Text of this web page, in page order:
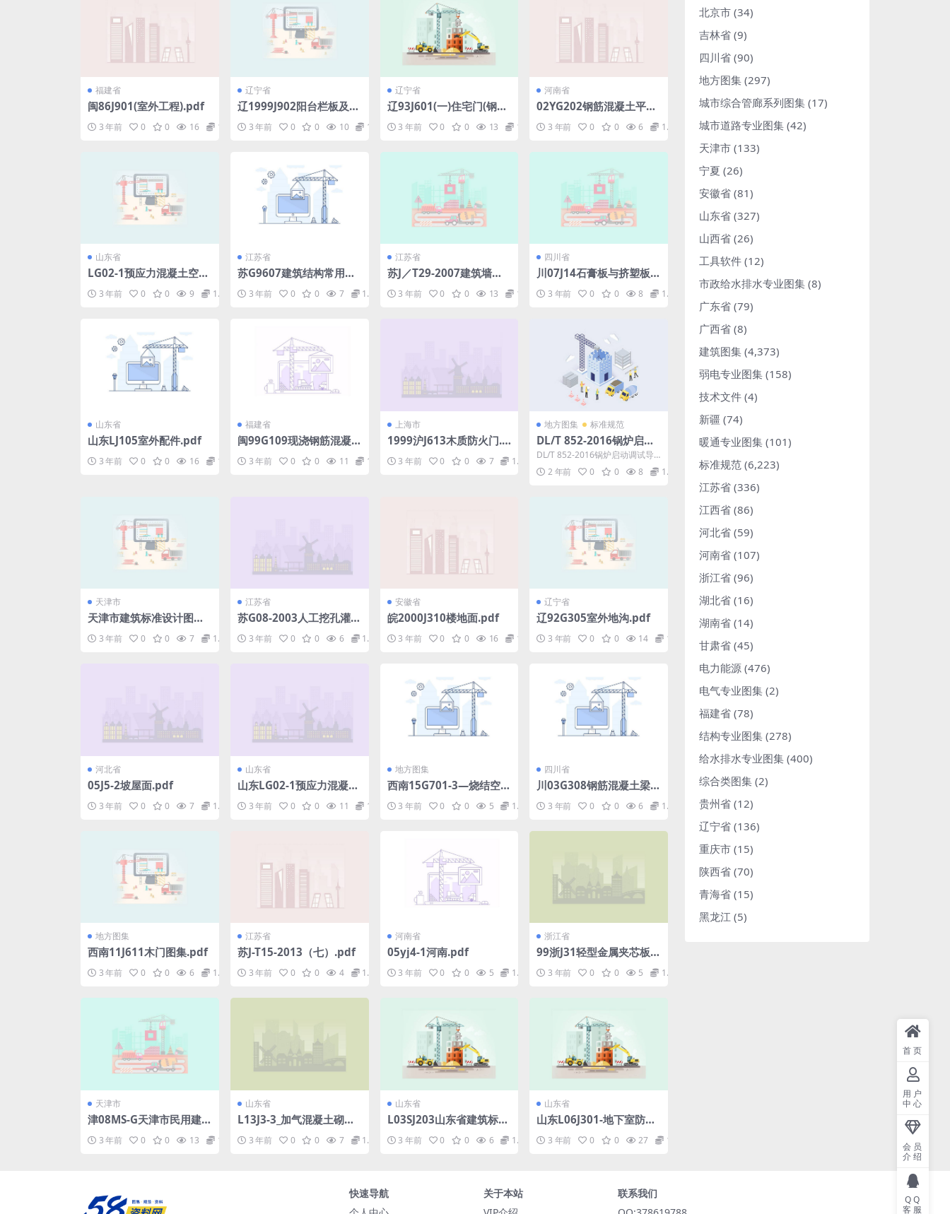
福建省
闽86J901(室外工程).pdf
3 年前 0 0 16 1.98
辽宁省
辽1999J902阳台栏板及顶
3 年前 0 0 10 1.98
辽宁省
辽93J601(一)住宅门(钢框
3 年前 0 0 13 1.98
河南省
02YG202钢筋混凝土平板.
3 年前 0 0 6 1.98
山东省
LG02-1预应力混凝土空心
3 年前 0 0 9 1.98
江苏省
苏G9607建筑结构常用节
3 年前 0 0 7 1.98
江苏省
苏J／T29-2007建筑墙
体、柱子装饰构造图集.pd
f 3 年前 0 0 13 1.98
四川省
川07J14石膏板与挤塑板
复合内保温系统构造图.pd
f 3 年前 0 0 8 1.98
山东省
山东LJ105室外配件.pdf
3 年前 0 0 16 1.98
福建省
闽99G109现浇钢筋混凝
3 年前 0 0 11 1.98
上海市
1999沪J613木质防火门.p
3 年前 0 0 7 1.98
地方图集 标准规范
DL/T 852-2016锅炉启动
调试导则.pdf
DL/T 852-2016锅炉启动调试导
则 代替DL/T852-2004 本标准...
2 年前 0 0 8 1.98
天津市
天津市建筑标准设计图集
（2012版）12J7-2内装
修-配件.pdf
3 年前 0 0 7 1.98
江苏省
苏G08-2003人工挖孔灌注
桩(建筑工程分册).pdf
3 年前 0 0 6 1.98
安徽省
皖2000J310楼地面.pdf
3 年前 0 0 16 1.98
辽宁省
辽92G305室外地沟.pdf
3 年前 0 0 14 1.98
河北省
05J5-2坡屋面.pdf
3 年前 0 0 7 1.98
山东省
山东LG02-1预应力混凝土
3 年前 0 0 11 1.98
地方图集
西南15G701-3—烧结空心
3 年前 0 0 5 1.98
四川省
川03G308钢筋混凝土梁
-5图集.pdf
3 年前 0 0 6 1.98
地方图集
西南11J611木门图集.pdf
3 年前 0 0 6 1.98
江苏省
苏J-T15-2013（七）.pdf
3 年前 0 0 4 1.98
河南省
05yj4-1河南.pdf
3 年前 0 0 5 1.98
浙江省
99浙J31轻型金属夹芯板
3 年前 0 0 5 1.98
天津市
津08MS-G天津市民用建
结构篇.pdf
3 年前 0 0 13 1.98
山东省
L13J3-3_加气混凝土砌块
3 年前 0 0 7 1.98
山东省
L03SJ203山东省建筑标准
屋面.pdf
3 年前 0 0 6 1.98
山东省
山东L06J301-地下室防水.
3 年前 0 0 27 1.98
北京市 (34)
吉林省 (9)
四川省 (90)
地方图集 (297)
城市综合管廊系列图集 (17)
城市道路专业图集 (42)
天津市 (133)
宁夏 (26)
安徽省 (81)
山东省 (327)
山西省 (26)
工具软件 (12)
市政给水排水专业图集 (8)
广东省 (79)
广西省 (8)
建筑图集 (4,373)
弱电专业图集 (158)
技术文件 (4)
新疆 (74)
暖通专业图集 (101)
标准规范 (6,223)
江苏省 (336)
江西省 (86)
河北省 (59)
河南省 (107)
浙江省 (96)
湖北省 (16)
湖南省 (14)
甘肃省 (45)
电力能源 (476)
电气专业图集 (2)
福建省 (78)
结构专业图集 (278)
给水排水专业图集 (400)
综合类图集 (2)
贵州省 (12)
辽宁省 (136)
重庆市 (15)
陕西省 (70)
青海省 (15)
黑龙江 (5)
快速导航
关于本站
联系我们
首页
用户
中心
会员
介绍
QQ
客服